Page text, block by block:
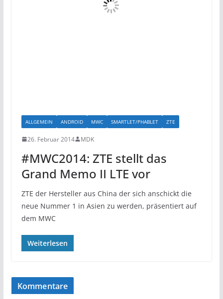
ALLGEMEIN ANDROID MWC SMARTLET/PHABLET ZTE
26. Februar 2014 MDK
#MWC2014: ZTE stellt das
Grand Memo II LTE vor
ZTE der Hersteller aus China der sich anschickt die
neue Nummer 1 in Asien zu werden, präsentiert auf
dem MWC
Weiterlesen
Kommentare